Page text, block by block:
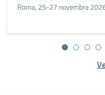
Roma, 25-27 novembre